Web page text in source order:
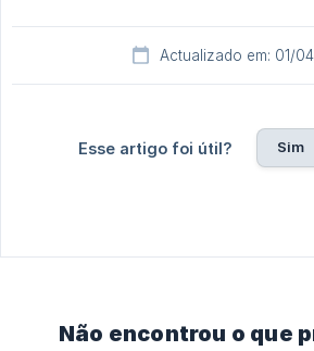
Actualizado em: 01/
Esse artigo foi útil? Sim
Não encontrou o que